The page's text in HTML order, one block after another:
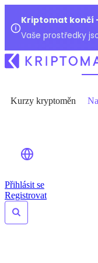
Kriptomat končí
Vaše prostředky
Kurzy kryptoměn
Přihlásit se
Registrovat